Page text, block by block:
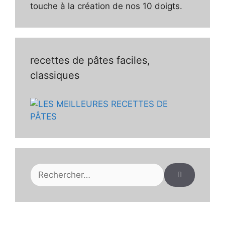
touche à la création de nos 10 doigts.
recettes de pâtes faciles,
classiques
Rechercher :